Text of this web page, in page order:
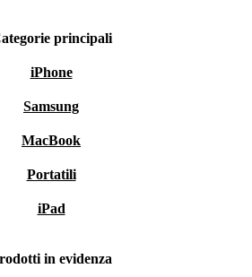
principali
iPhone
Samsung
MacBook
Portatili
iPad
in evidenza